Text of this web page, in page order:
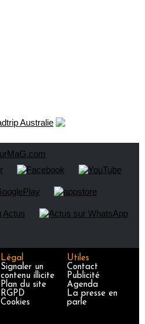
Légal
Signaler un
contenu illicite
Plan du site
RGPD
Cookies
Utiles
Contact
Publicité
Agenda
La presse en
parle